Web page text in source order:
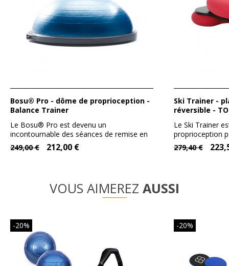
Bosu® Pro - dôme de proprioception -
Balance Trainer
Le Bosu® Pro est devenu un
incontournable des séances de remise en
forme...
249,00 € 212,00 €
Ski Trainer - plateau d'équilibre
réversible -
Le Ski Trainer
proprioception
279,40 €
VOUS AIMEREZ AUSSI
-20% -20%